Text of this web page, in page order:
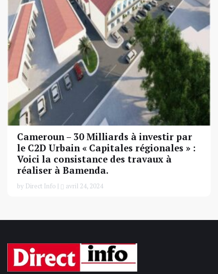
Cameroun – 30 Milliards à investir par
le C2D Urbain « Capitales régionales » :
Voici la consistance des travaux à
réaliser à Bamenda.
by Direct Info | avril 24, 2024